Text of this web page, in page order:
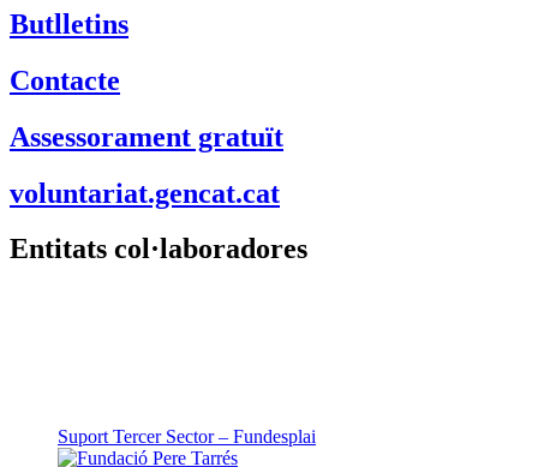
Butlletins
Contacte
Assessorament gratuït
voluntariat.gencat.cat
Entitats col·laboradores
Suport Tercer Sector – Fundesplai